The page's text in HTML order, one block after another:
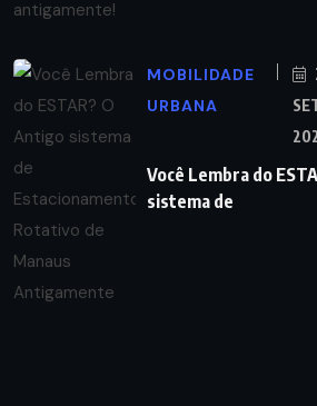
MOBILIDADE
URBANA
Você Lembra do
sistema de